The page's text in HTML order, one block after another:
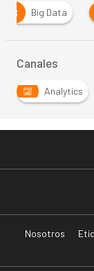
B
Big Data
Canales
Analytics
Nosotros